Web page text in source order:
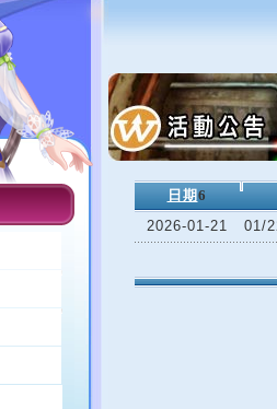
日期 6
2026-01-21
01/